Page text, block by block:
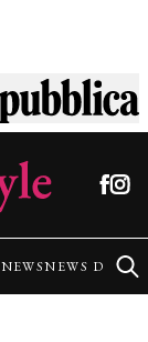
NEWSNEWS